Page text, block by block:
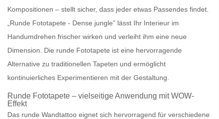
Kompositionen – stellt sicher, dass jeder etwas Passendes findet.
„Runde Fototapete - Dense jungle” lässt Ihr Interieur im
Handumdrehen frischer wirken und verleiht ihm eine neue
Dimension . Die runde Fototapete ist eine hervorragende
Alternative zu traditionellen Tapeten und ermöglicht
kontinuierliches Experimentieren mit der Gestaltung.
Runde Fototapete – vielseitige Anwendung mit WOW-
Effekt
Das runde Wandtattoo eignet sich hervorragend für verschiedene